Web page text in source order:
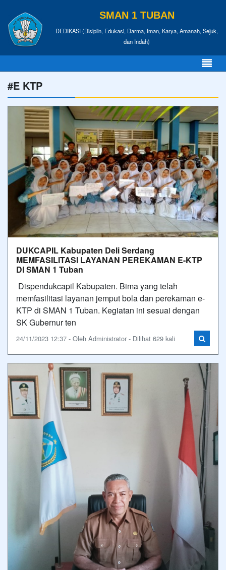
SMAN 1 TUBAN
DEDIKASI (Disiplin, Edukasi, Darma, Iman, Karya, Amanah, Sejuk,
dan Indah)
#E KTP
DUKCAPIL Kabupaten Deli Serdang
MEMFASILITASI LAYANAN PEREKAMAN E-KTP
DI SMAN 1 Tuban
Dispendukcapil Kabupaten. Bima yang telah
memfasilitasi layanan jemput bola dan perekaman e-
KTP di SMAN 1 Tuban. Kegiatan ini sesuai dengan
SK Gubernur ten
24/11/2023 12:37 - Oleh Administrator - Dilihat 629 kali